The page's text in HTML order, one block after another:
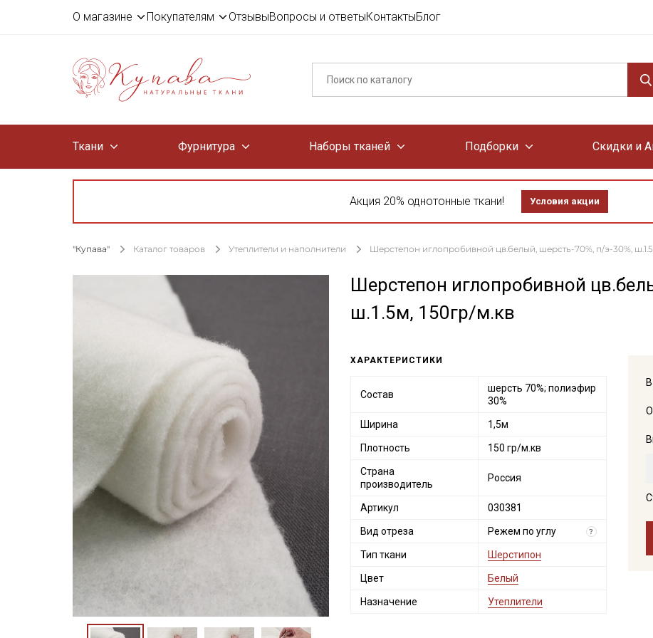
О магазине Покупателям ОтзывыВопросы и ответыКонтактыБлог
Ткани Фурнитура Наборы тканей Подборки Скидки и
Акция 20% однотонные ткани! Условия акции
"Купава" Каталог товаров Утеплители и наполнители Шерстепон иглопробивной цв.белый, шерсть-70%, п/э-30%,
Шерстепон иглопробивной
ш.1.5м, 150гр/м.кв
ХАРАКТЕРИСТИКИ
Состав
шерсть 70%; полиэфир
30%
Ширина 1,5м
Плотность 150 гр/м.кв
Страна
производитель
Россия
Артикул 030381
Вид отреза Режем по углу ?
Тип ткани Шерстипон
Цвет Белый
Назначение Утеплители